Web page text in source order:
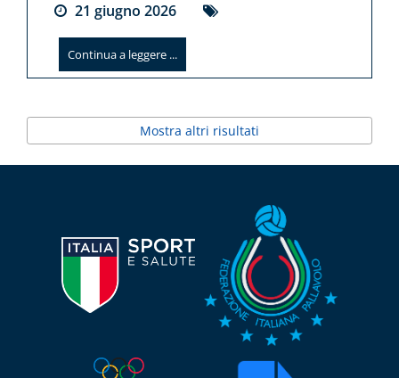
21 giugno 2026
Continua a leggere ...
Mostra altri risultati